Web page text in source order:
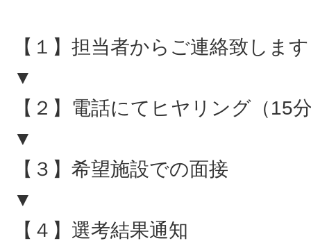
【１】担当者からご連絡致します
▼
【２】電話にてヒヤリング（15
▼
【３】希望施設での面接
▼
【４】選考結果通知